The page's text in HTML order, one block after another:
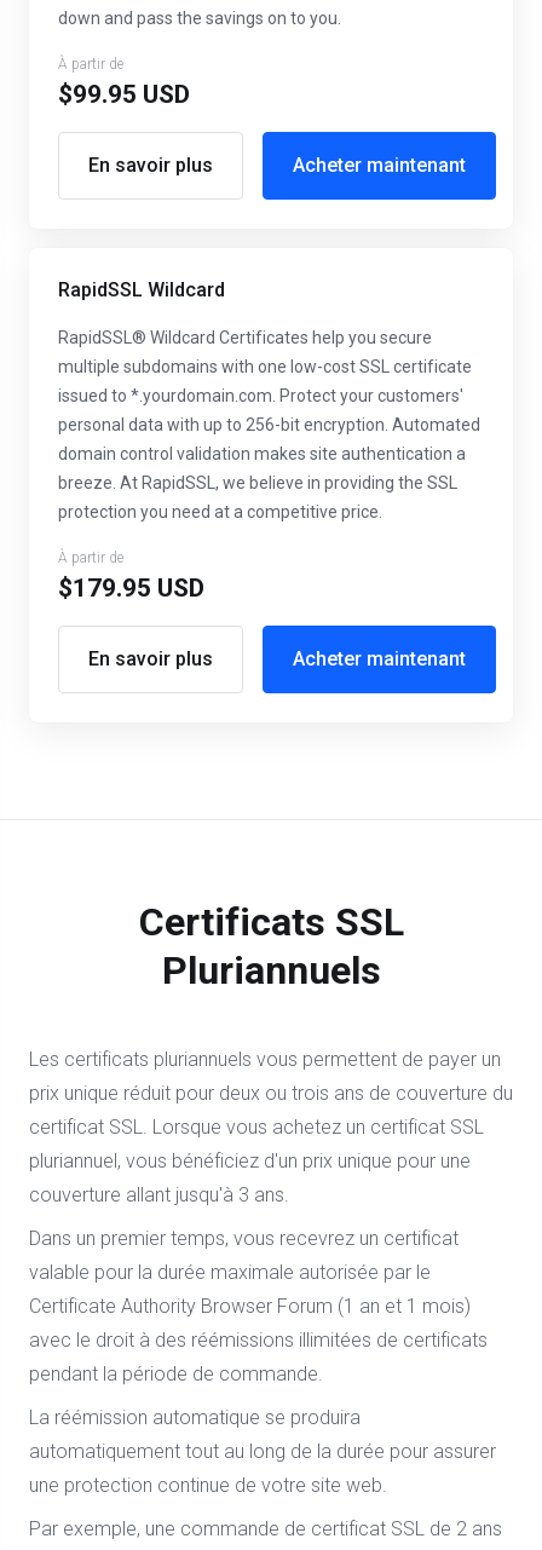
down and pass the savings on to you.
À partir de
$99.95 USD
En savoir plus Acheter maintenant
RapidSSL Wildcard
RapidSSL® Wildcard Certificates help you secure
multiple subdomains with one low-cost SSL certificate
issued to *.yourdomain.com. Protect your customers'
personal data with up to 256-bit encryption. Automated
domain control validation makes site authentication a
breeze. At RapidSSL, we believe in providing the SSL
protection you need at a competitive price.
À partir de
$179.95 USD
En savoir plus Acheter maintenant
Certificats SSL
Pluriannuels
Les certificats pluriannuels vous permettent de payer un
prix unique réduit pour deux ou trois ans de couverture du
certificat SSL. Lorsque vous achetez un certificat SSL
pluriannuel, vous bénéficiez d'un prix unique pour une
couverture allant jusqu'à 3 ans.
Dans un premier temps, vous recevrez un certificat
valable pour la durée maximale autorisée par le
Certificate Authority Browser Forum (1 an et 1 mois)
avec le droit à des réémissions illimitées de certificats
pendant la période de commande.
La réémission automatique se produira
automatiquement tout au long de la durée pour assurer
une protection continue de votre site web.
Par exemple, une commande de certificat SSL de 2 ans